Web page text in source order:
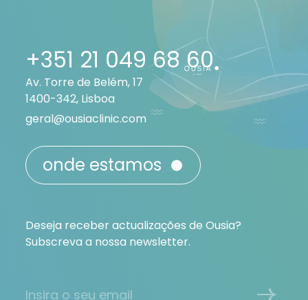
Deseja receber actualizações de Ousia?
Subscreva a nossa newsletter.
+351 21 049 68 60
Av. Torre de Belém, 17
1400-342, Lisboa
geral@ousiaclinic.com
onde estamos